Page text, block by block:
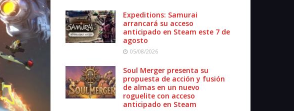
Expeditions: Samurai
arrancará su acceso
anticipado en Steam este 7 de
agosto
05/08/2026
Soul Merger presenta su
propuesta de acción y fusión
de almas en un nuevo
roguelite con acceso
anticipado en Steam